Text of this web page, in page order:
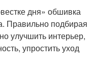
дня» обшивка
Правильно подбирая
улучшить интерьер,
упростить уход